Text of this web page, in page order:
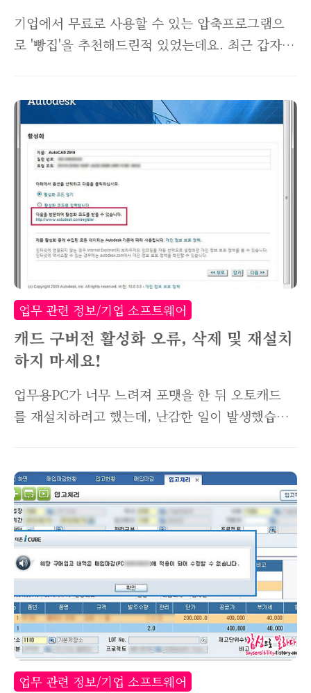
기업에서 무료로 사용할 수 있는 압축프로그램으
로 '빵집'을 추천해드린적 있었는데요. 최근 갑자
v4였으며, MP3 파일은 물론 폴더명까지 모두 한
글이 깨져보입니다. 이를 해결하기위해 빵집 최신
버전 다운로드를 받기위해 검색을 해봤는데요. 네
이버 소프트웨어 페이지에서 '빵집'이 사라졌습니
다. 확인해보니 개발자가 '빵집' 개발 및 유지를 중
단선언했네요. 따라서 더이상 정식경로를 통해서
는 다운로드도 받을 수 없으며, 버그 발생시 사용
도 못하게 되었습니다. 빵집으로 압축해제시 발생
하는 한글깨짐 문제도 더이상 개선이 불가능해졌
죠. 개인사용자라면 아무 프로그램이나 다운받아
도 상관없겠지만, 회사에서 사용하는 기업사용자
들은 소프..
업무 관련 정보/기업 소프트웨어
캐드 구버전 활성화 오류, 삭제 및 재설치
하지 마세요!
업무용PC가 너무 느려져 포맷을 한 뒤 오토캐드
를 재설치하려고 했는데, 난감한 일이 발생했습니
진행이 안됩니다. 오토캐드 2010년 이전 버전에서
이런일이 발생하고 있는데, 왜 이런 일이 발생하
고 있는지, 앞으로 어떻게 해야하는지 개인적인 생
각을 공유하고자 합니다. 예전에 오토캐드 법무법
인 실사를 받은 내용을 포스팅한적이 있었는데, 궁
금하다면 해당 포스팅도 읽어보세요! #
Autodesk(AutoCAD) 법무법인 내용증명부터 실
사, 그리고 대응까지 후기 오토캐드 설치후 프로그
램을 실행하고, 정품 인증을 위해서는 활성화를 시
켜줘야합니다. 위 이미지는 캐드 2010 버전 활성
업무 관련 정보/기업 소프트웨어